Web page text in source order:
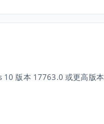
10 版本 17763.0 或更高版本